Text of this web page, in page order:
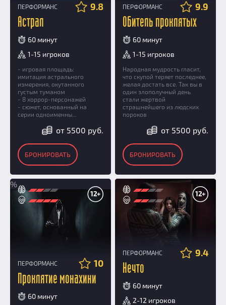
ПЕРФОРМАНС 9.8
Астрал
60 минут
1-15 игроков
- игровая площадь:
имитация астрального
измерения, окутанного
густым туманом
- 8 хоррор-персонажей
- сюжет, основанный на
серии одноименны...
от 5500 руб.
БРОНИРОВАТЬ
ПЕРФОРМАНС 9.9
Обитель проклятых
60 минут
1-15 игроков
Народная мудрость гласит,
что скупой теряет последнее,
желая достать все. Так вы в
один злополучный день
стали жертвой
страшнейшего из людских
пороков
от 5500 руб.
БРОНИРОВАТЬ
%
12+
ПЕРФОРМАНС 10
Проклятие монахини
60 минут
12+
ПЕРФОРМАНС 9.4
Нечто
60 минут
2-12 игроков